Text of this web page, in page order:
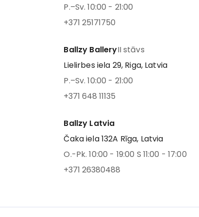
P.–Sv. 10:00 - 21:00
+371 25171750
Ballzy BalleryII stāvs
Lielirbes iela 29, Riga, Latvia
P.–Sv. 10:00 - 21:00
+371 648 11135
Ballzy Latvia
Čaka iela 132A Rīga, Latvia
O.-Pk. 10:00 - 19:00 S 11:00 - 17:00
+371 26380488